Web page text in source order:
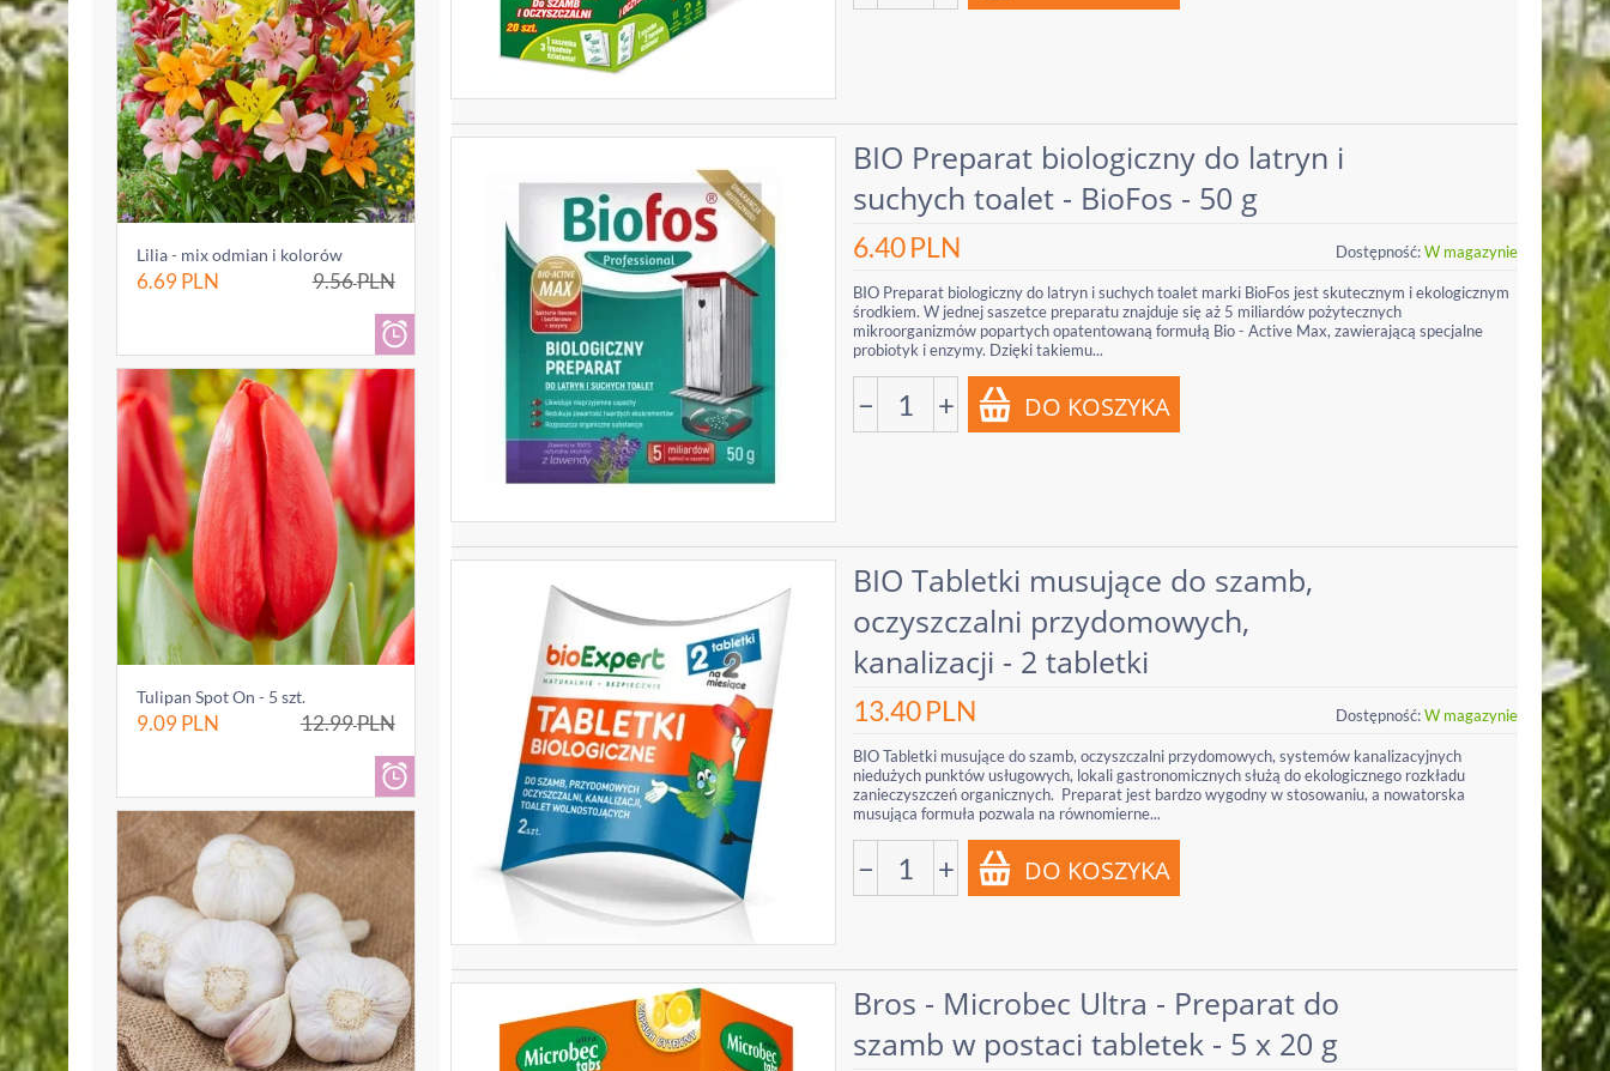
Lilia - mix odmian i kolorów
6.69PLN 9.56PLN
Tulipan Spot On - 5 szt.
9.09PLN 12.99PLN
BIO Preparat biologiczny do latryn i
suchych toalet - BioFos - 50 g
6.40PLN Dostępność:W magazynie
BIO Preparat biologiczny do latryn i suchych toalet marki BioFos jest skutecznym i ekologicznym
środkiem. W jednej saszetce preparatu znajduje się aż 5 miliardów pożytecznych
mikroorganizmów popartych opatentowaną formułą Bio - Active Max, zawierającą specjalne
probiotyk i enzymy. Dzięki takiemu...
− +
BIO Tabletki musujące do szamb,
oczyszczalni przydomowych,
kanalizacji - 2 tabletki
13.40PLN Dostępność:W magazynie
BIO Tabletki musujące do szamb, oczyszczalni przydomowych, systemów kanalizacyjnych
niedużych punktów usługowych, lokali gastronomicznych służą do ekologicznego rozkładu
zanieczyszczeń organicznych. Preparat jest bardzo wygodny w stosowaniu, a nowatorska
musująca formuła pozwala na równomierne...
− +
Bros - Microbec Ultra - Preparat do
szamb w postaci tabletek - 5 x 20 g